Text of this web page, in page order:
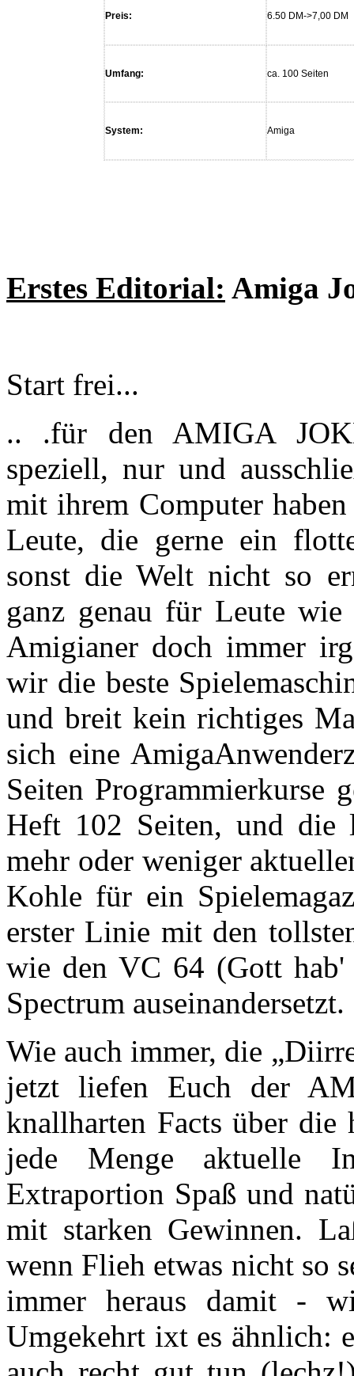
Preis: 6.50 DM->7,00 DM
Umfang: ca. 100 Seiten
System: Amiga
Erstes Editorial: Amiga
Start frei...
.. .für den AMIGA
speziell, nur und
mit ihrem Computer
Leute, die gerne ein
sonst die Welt nicht so
ganz genau für Leute
Amigianer doch immer
wir die beste
und breit kein richtiges
sich eine
Seiten Programmierkurse
Heft 102 Seiten, und die
mehr oder weniger
Kohle für ein
erster Linie mit den
wie den VC 64 (Gott
Spectrum auseinandersetzt.
Wie auch immer, die
jetzt liefen Euch der
knallharten Facts über die
jede Menge aktuelle
Extraportion Spaß und
mit starken Gewinnen.
wenn Flieh etwas nicht so
immer heraus damit -
Umgekehrt ixt es ähnlich: